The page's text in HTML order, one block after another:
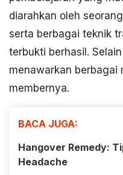
diarahkan oleh
serta berbagai teknik
terbukti berhasil.
menawarkan berbagai
membernya.
BACA JUGA:
Hangover Remedy:
Headache